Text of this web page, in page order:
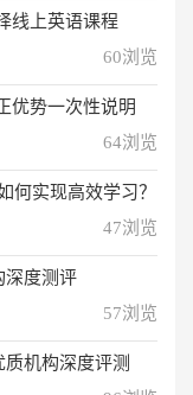
线上英语课程
60浏览
优势一次性说明
64浏览
何实现高效学习？
47浏览
深度测评
57浏览
机构深度评测